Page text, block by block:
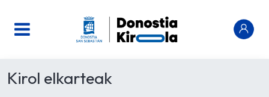
Kirol elkarteak